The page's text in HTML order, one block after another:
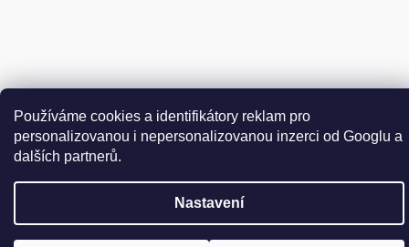
Používáme cookies a identifikátory reklam pro
personalizovanou i nepersonalizovanou inzerci od Googlu a
dalších partnerů.
Nastavení
Vytvořil Shoptet
Copyright 2026DER WEINSCHMECKER.CZ. Všechna práva
Upravit nastavení cookies
obsah